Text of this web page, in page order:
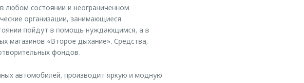
любом состоянии и неограниченном
организации, занимающиеся
пойдут в помощь нуждающимся, а в
магазинов «Второе дыхание». Средства,
фондов.
автомобилей, производит яркую и модную